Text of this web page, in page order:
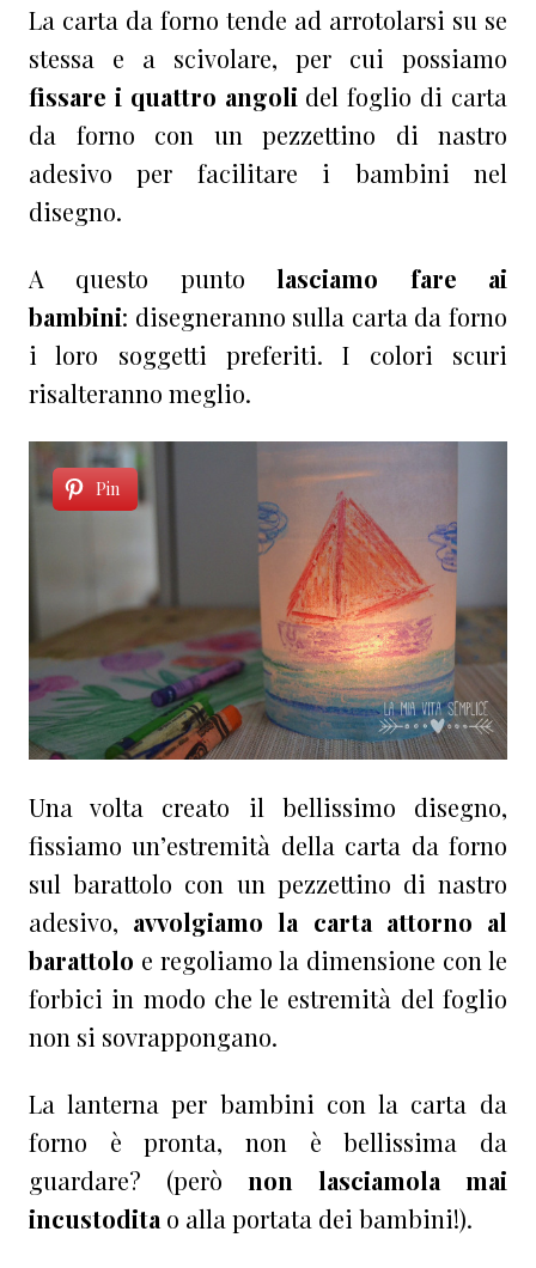
La carta da forno tende ad arrotolarsi su se
stessa e a scivolare, per cui possiamo
fissare i quattro angoli del foglio di carta
da forno con un pezzettino di nastro
adesivo per facilitare i bambini nel
disegno.
A questo puntolasciamo fare ai
bambini: disegneranno sulla carta da forno
i loro soggetti preferiti. I colori scuri
risalteranno meglio.
Pin
Una volta creato il bellissimo disegno,
fissiamo un’estremità della carta da forno
sul barattolo con un pezzettino di nastro
adesivo, avvolgiamo la carta attorno al
barattolo e regoliamo la dimensione con le
forbici in modo che le estremità del foglio
non si sovrappongano.
La lanterna per bambini con la carta da
forno è pronta, non è bellissima da
guardare? (però non lasciamola mai
incustodita o alla portata dei bambini!).